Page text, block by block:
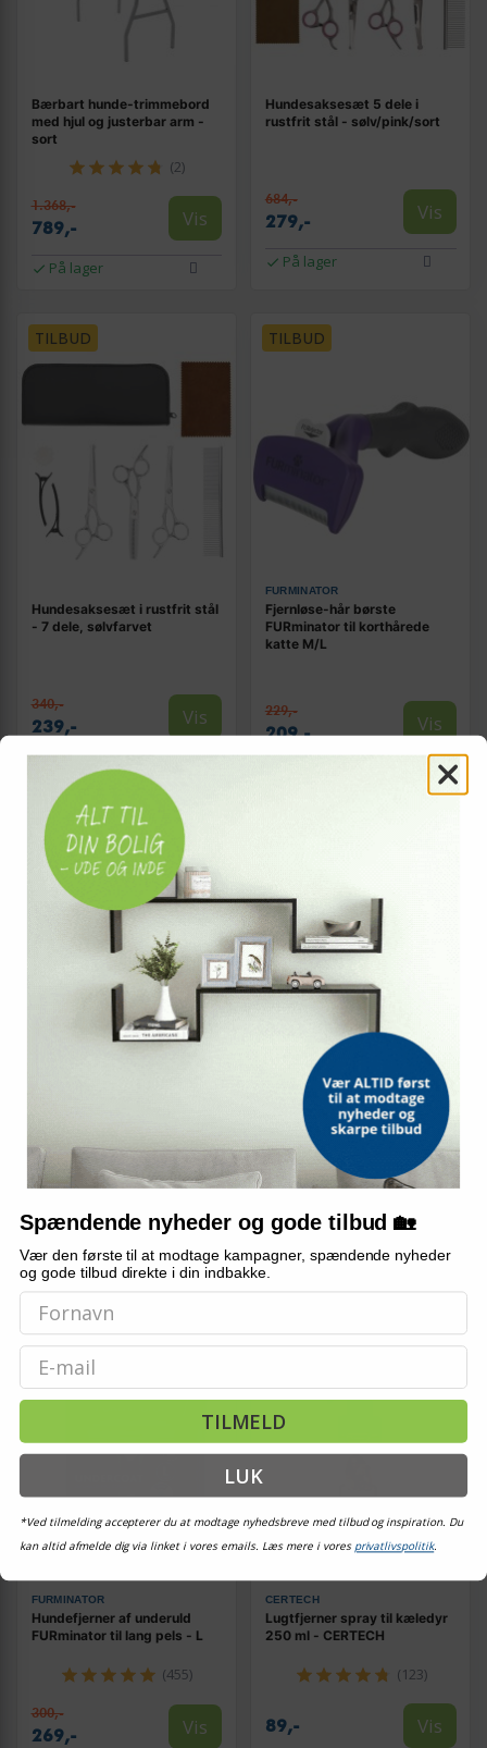
Bærbart hunde-trimmebord
med hjul og justerbar arm -
sort
(2)
1.368,-
789,- Vis
På lager
Hundesaksesæt 5 dele i
rustfrit stål - sølv/pink/sort
684,-
279,- Vis
På lager
TILBUD
Hundesaksesæt i rustfrit stål
- 7 dele, sølvfarvet
340,-
239,- Vis
På lager
TILBUD
FURMINATOR
Fjernløse-hår børste
FURminator til korthårede
katte M/L
229,-
209,- Vis
katte, 500 ml
(1)
209,- Vis
På lager
Hundesakse sæt 6 dele -
rustfrit stål, sølvfarvet
259,-
FURMINATOR
Hundefjerner af underuld
FURminator til lang pels - L
(455)
300,-
269,- Vis
TILBUD
CERTECH
Lugtfjerner spray til kæledyr
250 ml - CERTECH
(123)
89,- Vis
Spændende nyheder og gode tilbud 🏡
Vær den første til at modtage kampagner, spændende nyheder
og gode tilbud direkte i din indbakke.
Email
TILMELD
LUK
*Ved tilmelding accepterer du at modtage nyhedsbreve med tilbud og inspiration. Du
kan altid afmelde dig via linket i vores emails. Læs mere i vores privatlivspolitik.